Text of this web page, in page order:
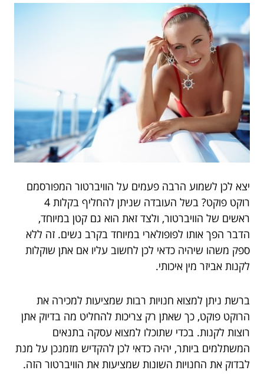
יצא לכן לשמוע הרבה פעמים על הוויברטור המפורסמם
רוקט פוקט? בשל העובדה שניתן להחליף בקלות 4
ראשים של הוויברטור, ולצד זאת הוא גם קטן במיוחד,
הדבר הפך אותו לפופולארי במיוחד בקרב נשים. זה ללא
ספק משהו שיהיה כדאי לכן לחשוב עליו אם אתן שוקלות
לקנות אביזר מין איכותי.
ברשת ניתן למצוא חנויות רבות שמציעות למכירה את
הרוקט פוקט, כך שאתן רק צריכות להחליט מה בדיוק אתן
רוצות לקנות. בכדי שתוכלו למצוא עסקה בתנאים
המשתלמים ביותר, יהיה כדאי לכן להקדיש מזמנכן על מנת
לבדוק את החנויות השונות שמציעות את הוויברטור הזה.